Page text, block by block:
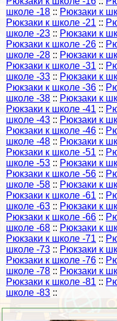
школе -18 :: Рюкзаки к
Рюкзаки к школе -21 ::
школе -23 :: Рюкзаки к
Рюкзаки к школе -26 ::
школе -28 :: Рюкзаки к
Рюкзаки к школе -31 ::
школе -33 :: Рюкзаки к
Рюкзаки к школе -36 ::
школе -38 :: Рюкзаки к
Рюкзаки к школе -41 ::
школе -43 :: Рюкзаки к
Рюкзаки к школе -46 ::
школе -48 :: Рюкзаки к
Рюкзаки к школе -51 ::
школе -53 :: Рюкзаки к
Рюкзаки к школе -56 ::
школе -58 :: Рюкзаки к
Рюкзаки к школе -61 ::
школе -63 :: Рюкзаки к
Рюкзаки к школе -66 ::
школе -68 :: Рюкзаки к
Рюкзаки к школе -71 ::
школе -73 :: Рюкзаки к
Рюкзаки к школе -76 ::
школе -78 :: Рюкзаки к
Рюкзаки к школе -81 ::
школе -83 ::